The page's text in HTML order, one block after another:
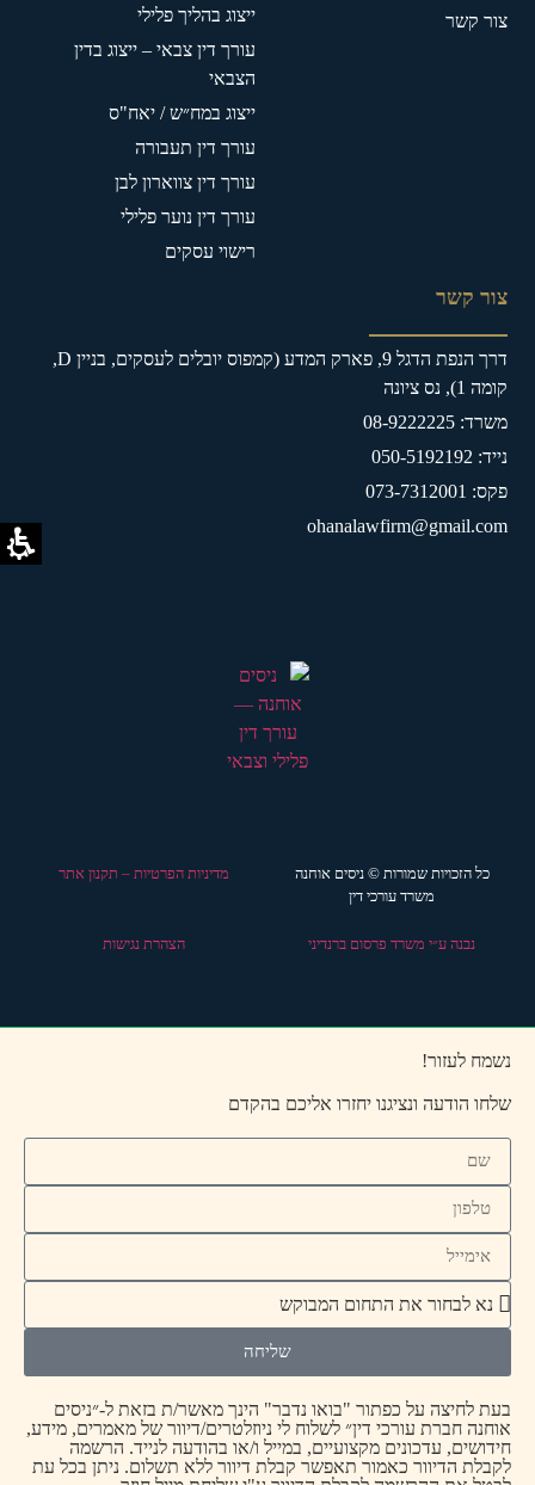
צור קשר
ייצוג בהליך פלילי
עורך דין צבאי – ייצוג בדין
הצבאי
ייצוג במח״ש / יאח"ס
עורך דין תעבורה
עורך דין צווארון לבן
עורך דין נוער פלילי
רישוי עסקים
צור קשר
דרך הנפת הדגל 9, פארק המדע (קמפוס יובלים לעסקים, בניין D,
קומה 1), נס ציונה
משרד: 08-9222225
נייד: 050-5192192
פקס: 073-7312001
ohanalawfirm@gmail.com
כל הזכויות שמורות © ניסים אוחנה
משרד עורכי דין
מדיניות הפרטיות – תקנון אתר
נבנה ע״י משרד פרסום ברנדיני הצהרת נגישות
נשמח לעזור!
שלחו הודעה ונציגנו יחזרו אליכם בהקדם
שליחה
בעת לחיצה על כפתור "בואו נדבר" הינך מאשר/ת בזאת ל-״ניסים
אוחנה חברת עורכי דין״ לשלוח לי ניוזלטרים/דיוור של מאמרים, מידע,
חידושים, עדכונים מקצועיים, במייל ו/או בהודעה לנייד. הרשמה
לקבלת הדיוור כאמור תאפשר קבלת דיוור ללא תשלום. ניתן בכל עת